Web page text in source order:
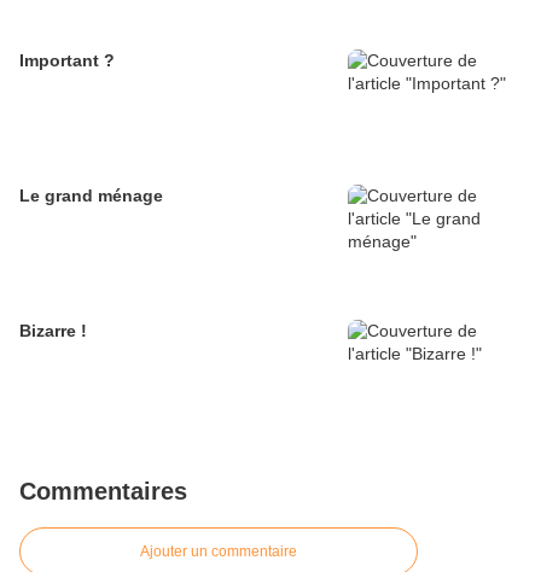
Important ?
Le grand ménage
Bizarre !
Commentaires
Ajouter un commentaire